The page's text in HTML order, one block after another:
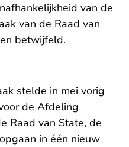
van de
van de Raad van
betwijfeld.
stelde in mei vorig
de Afdeling
Raad van State, de
in één nieuw